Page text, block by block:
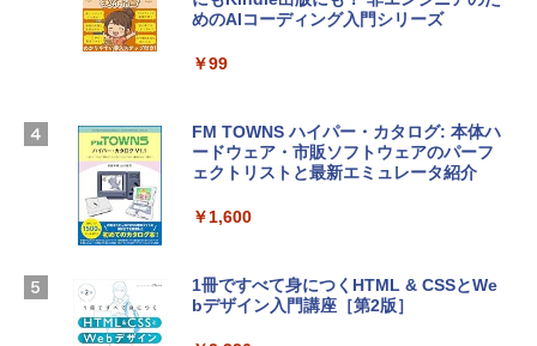
Apple 2026 MacBook Air M5チップ搭載
igence、13.6インチLiquid Retinaディ
ラ、Touch ID - スカイブルー + 3年延長
AppleCare+ for 13インチMacBook Air
(M5)|ダウンロード版
￥331,701
【Amazon.co.jp限定】 HP ノートパソコ
ン 15-fd 15.6インチ 16GBメモリ 512GB
SSD インテル Core 5
定バーチャルアイテムを含む】 【オンラ
インゲームコード】 ロブロックス | オン
ラインコード版
￥3,200
Robloxギフトカード - 1000 Robux 【限
定バーチャルアイテムを含む】 【オンラ
めのAIコーディング入門シリーズ
￥99
FM TOWNS ハイパー・カタログ: 本体ハ
ードウェア・市販ソフトウェアのパーフ
ェクトリストと最新エミュレータ紹介
￥1,600
1冊ですべて身につくHTML & CSSとWe
bデザイン入門講座［第2版］